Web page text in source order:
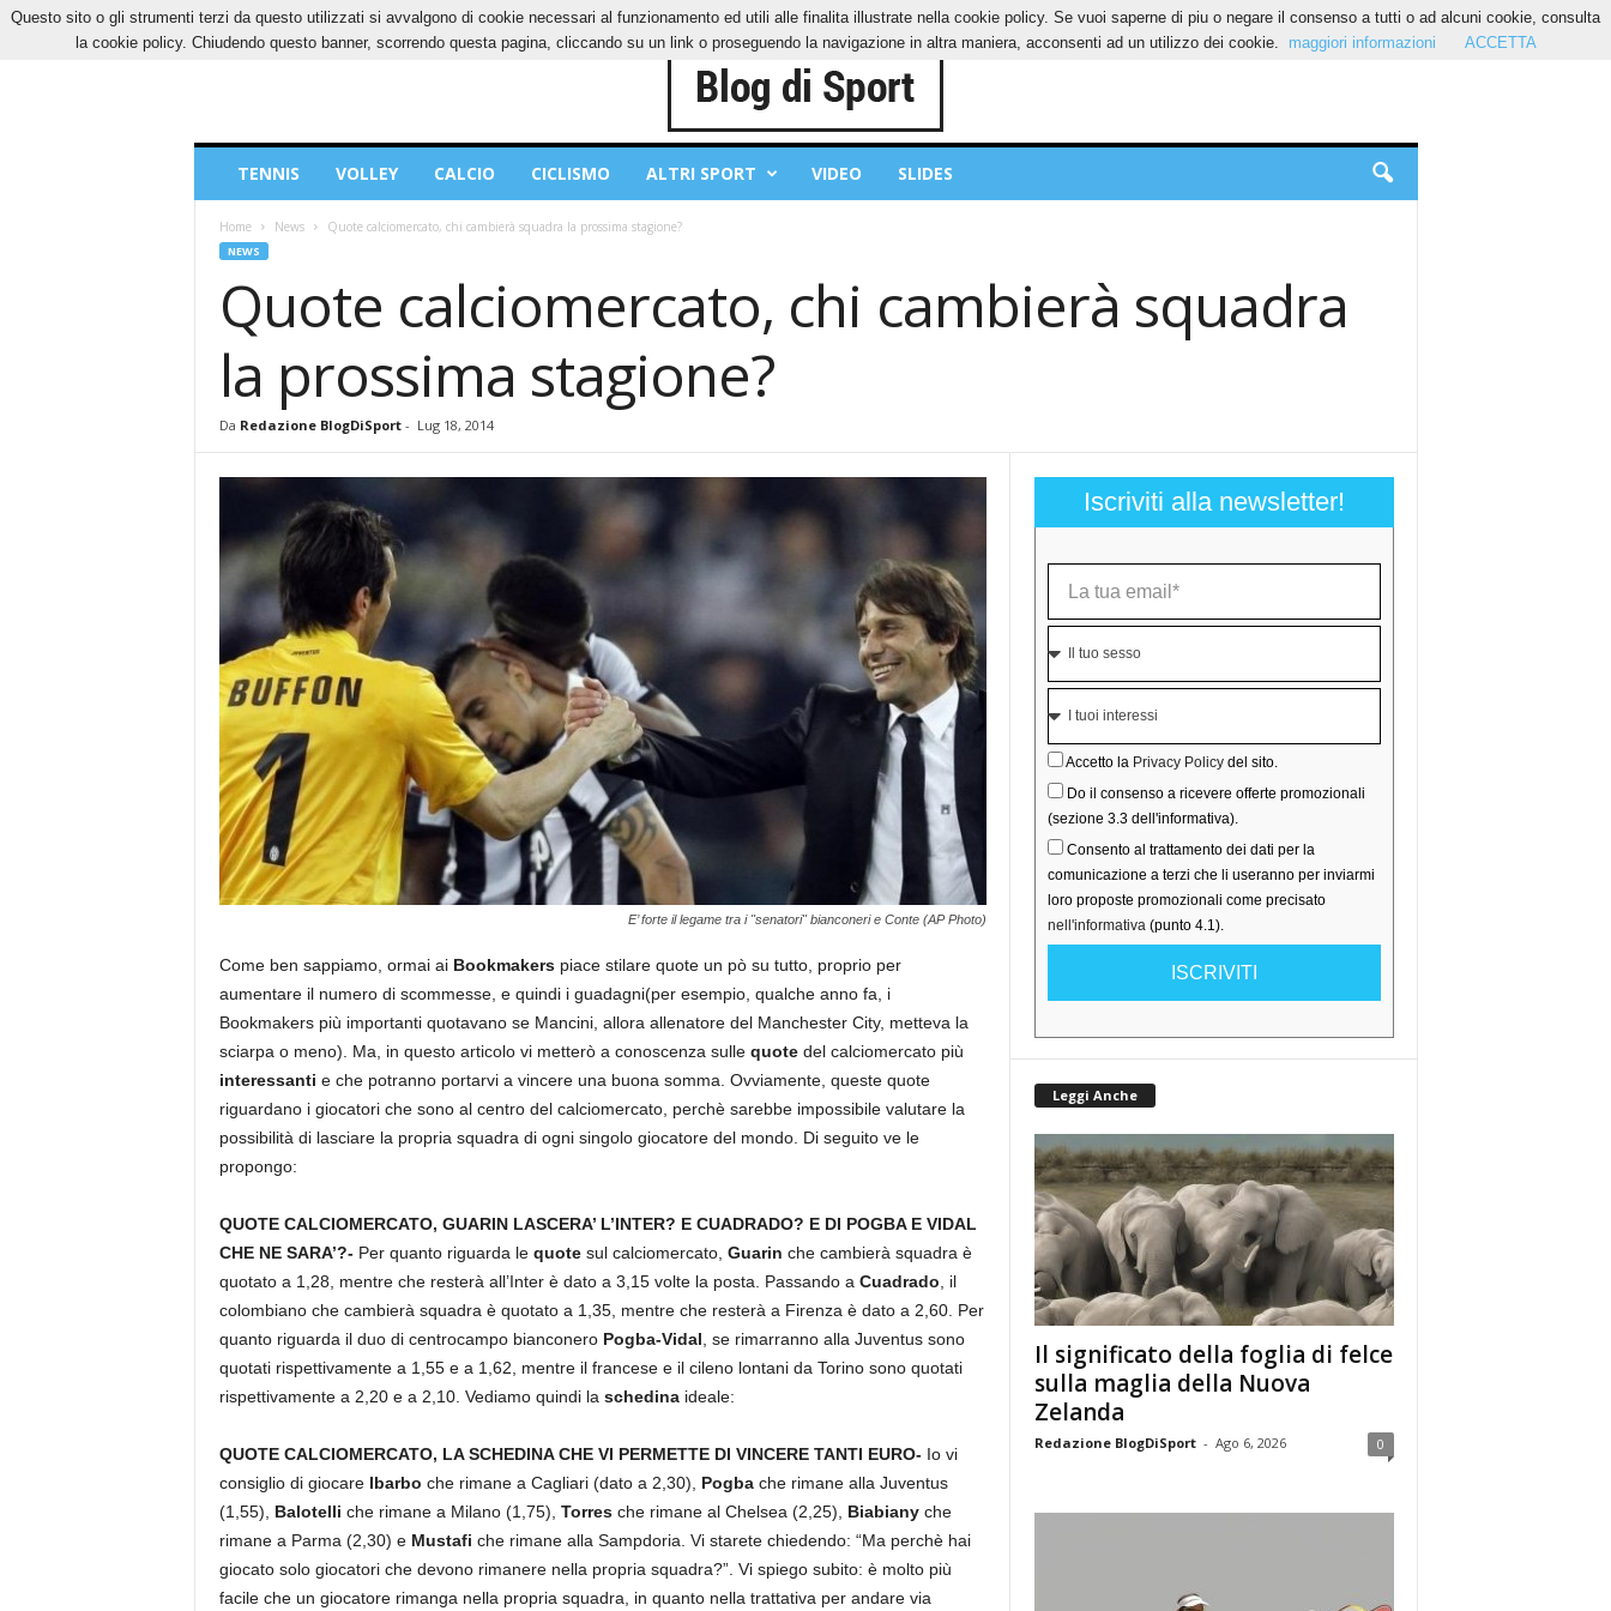
GIOVEDÌ, 6 AGOSTO 2026 CONTATTI COOKIES PRIVACY POLICY
Sport
TENNIS VOLLEY CALCIO CICLISMO ALTRI SPORT VIDEO SLIDES
Home News Quote calciomercato, chi cambierà squadra la prossima stagione?
NEWS
Quote calciomercato, chi cambierà squadra
la prossima stagione?
Da Redazione BlogDiSport- Lug 18, 2014
E’ forte il legame tra i "senatori" bianconeri e Conte (AP Photo)
Come ben sappiamo, ormai aiBookmakerspiace stilare quote un pò su tutto, proprio per
aumentare il numero di scommesse, e quindi i guadagni(per esempio, qualche anno fa, i
Bookmakers più importanti quotavano se Mancini, allora allenatore del Manchester City, metteva la
sciarpa o meno). Ma, in questo articolo vi metterò a conoscenza sullequotedel calciomercato più
interessanti e che potranno portarvi a vincere una buona somma. Ovviamente, queste quote
riguardano i giocatori che sono al centro del calciomercato, perchè sarebbe impossibile valutare la
possibilità di lasciare la propria squadra di ogni singolo giocatore del mondo. Di seguito ve le
propongo:
QUOTE CALCIOMERCATO, GUARIN LASCERA’ L’INTER? E CUADRADO? E DI POGBA E VIDAL
CHE NE SARA’?- Per quanto riguarda le quotesul calciomercato, Guarin che cambierà squadra è
quotato a 1,28, mentre che resterà all’Inter è dato a 3,15 volte la posta. Passando a Cuadrado , il
colombiano che cambierà squadra è quotato a 1,35, mentre che resterà a Firenza è dato a 2,60. Per
quanto riguarda il duo di centrocampo bianconero Pogba-Vidal , se rimarranno alla Juventus sono
quotati rispettivamente a 1,55 e a 1,62, mentre il francese e il cileno lontani da Torino sono quotati
rispettivamente a 2,20 e a 2,10. Vediamo quindi la schedinaideale:
QUOTE CALCIOMERCATO, LA SCHEDINA CHE VI PERMETTE DI VINCERE TANTI EURO-Io vi
consiglio di giocare Ibarbo che rimane a Cagliari (dato a 2,30), Pogbache rimane alla Juventus
(1,55), Balotelli che rimane a Milano (1,75), Torresche rimane al Chelsea (2,25), Biabianyche
rimane a Parma (2,30) e Mustafi che rimane alla Sampdoria. Vi starete chiedendo: “Ma perchè hai
giocato solo giocatori che devono rimanere nella propria squadra?”. Vi spiego subito: è molto più
facile che un giocatore rimanga nella propria squadra, in quanto nella trattativa per andare via
Iscriviti alla newsletter!
Accetto la Privacy Policydel sito.
Do il consenso a ricevere offerte promozionali
(sezione 3.3 dell'informativa).
Consento al trattamento dei dati per la
comunicazione a terzi che li useranno per inviarmi
loro proposte promozionali come precisato
nell'informativa(punto 4.1).
ISCRIVITI
Leggi Anche
Il significato della foglia di felce
sulla maglia della Nuova
Zelanda
Redazione BlogDiSport - Ago 6, 2026 0
Questo sito o gli strumenti terzi da questo utilizzati si avvalgono di cookie necessari al funzionamento ed utili alle finalita illustrate nella cookie policy. Se vuoi saperne di piu o negare il consenso a tutti o ad alcuni cookie, consulta
la cookie policy. Chiudendo questo banner, scorrendo questa pagina, cliccando su un link o proseguendo la navigazione in altra maniera, acconsenti ad un utilizzo dei cookie.
maggiori informazioni ACCETTA